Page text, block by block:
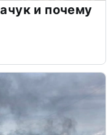
и почему